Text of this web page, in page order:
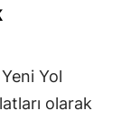
Yol
olarak